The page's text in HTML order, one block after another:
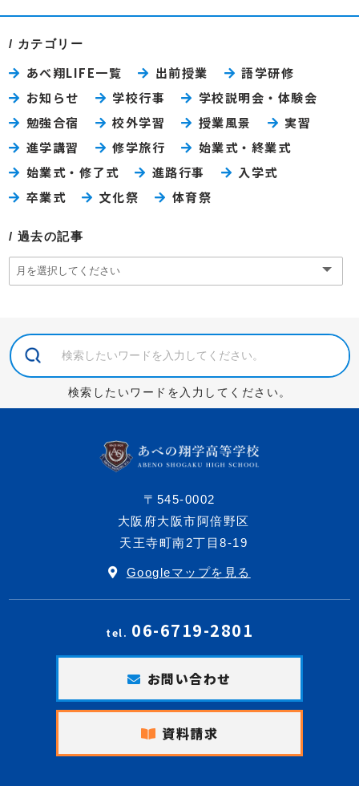
カテゴリー
あべ翔LIFE一覧 出前授業
語学研修
お知らせ
学校行事
学校説明会・体験会
勉強合宿
校外学習 授業風景
実習
進学講習
修学旅行
始業式・終業式
始業式・修了式
進路行事
入学式
卒業式
文化祭 体育祭
過去の記事
検索したいワードを入力してください。
〒545-0002
大阪府大阪市阿倍野区
天王寺町南2丁目8-19
Googleマップを見る
tel. 06-6719-2801
お問い合わせ
資料請求